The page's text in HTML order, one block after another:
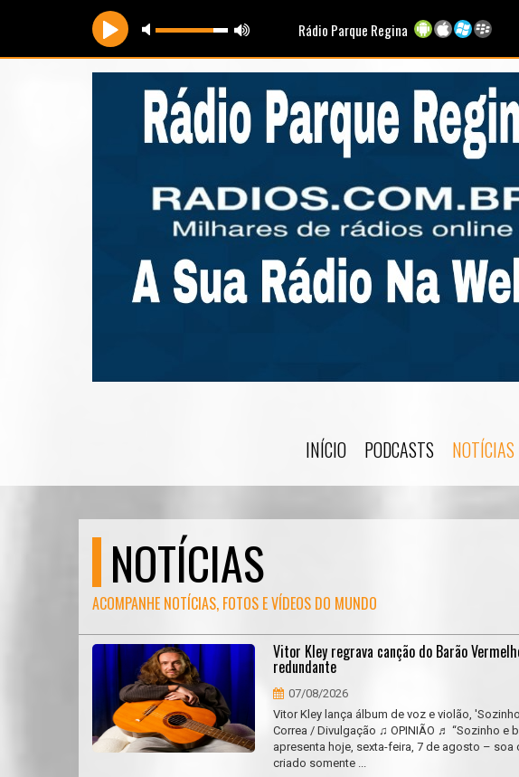
Rádio Parque Regina
INÍCIO PODCASTS NOTÍCIAS
NOTÍCIAS
ACOMPANHE NOTÍCIAS, FOTOS E VÍDEOS DO MUNDO
Vitor Kley regrava canção do Barão
redundante
07/08/2026
Vitor Kley lança álbum de voz e violão,
Correa / Divulgação ♫ OPINIÃO ♬ “Sozinho e
apresenta hoje, sexta-feira, 7 de agosto –
criado somente ...